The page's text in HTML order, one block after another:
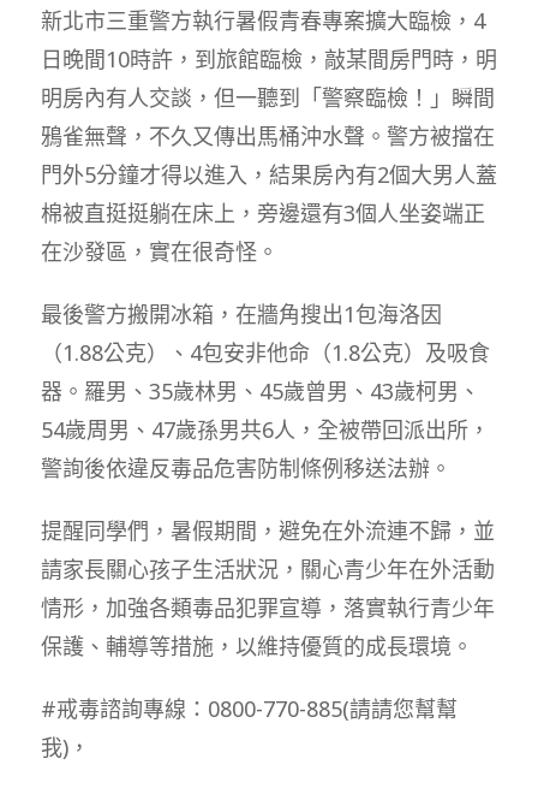
新北市三重警方執行暑假青春專案擴大臨檢，4
日晚間10時許，到旅館臨檢，敲某間房門時，明
明房內有人交談，但一聽到「警察臨檢！」瞬間
鴉雀無聲，不久又傳出馬桶沖水聲。警方被擋在
門外5分鐘才得以進入，結果房內有2個大男人蓋
棉被直挺挺躺在床上，旁邊還有3個人坐姿端正
在沙發區，實在很奇怪。
最後警方搬開冰箱，在牆角搜出1包海洛因
（1.88公克）、4包安非他命（1.8公克）及吸食
器。羅男、35歲林男、45歲曾男、43歲柯男、
54歲周男、47歲孫男共6人，全被帶回派出所，
警詢後依違反毒品危害防制條例移送法辦。
提醒同學們，暑假期間，避免在外流連不歸，並
請家長關心孩子生活狀況，關心青少年在外活動
情形，加強各類毒品犯罪宣導，落實執行青少年
保護、輔導等措施，以維持優質的成長環境。
#戒毒諮詢專線：0800-770-885(請請您幫幫
我)，